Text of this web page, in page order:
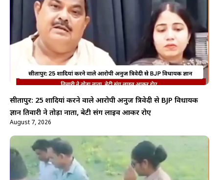
सीतापुर: 25 शादियां करने वाले आरोपी अनुज त्रिवेदी से BJP विधायक
ज्ञान तिवारी ने तोड़ा नाता, बेटी संग लाइव आकर रोए
August 7, 2026